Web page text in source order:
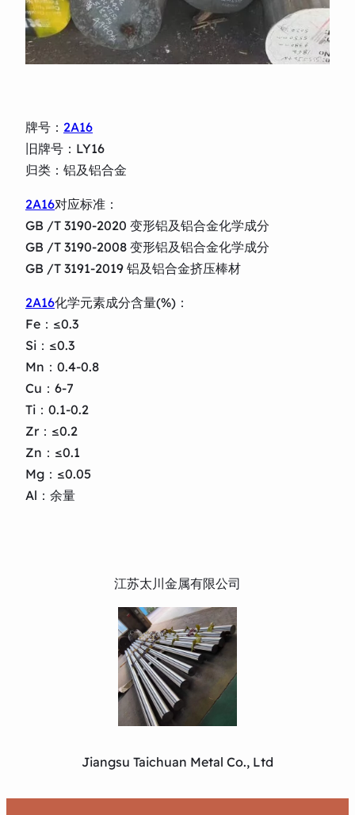
牌号： 2A16
旧牌号：LY16
归类：铝及铝合金
2A16对应标准：
GB /T 3190-2020 变形铝及铝合金化学成分
GB /T 3190-2008 变形铝及铝合金化学成分
GB /T 3191-2019 铝及铝合金挤压棒材
2A16化学元素成分含量(%)：
Fe：≤0.3
Si：≤0.3
Mn：0.4-0.8
Cu：6-7
Ti：0.1-0.2
Zr：≤0.2
Zn：≤0.1
Mg：≤0.05
Al：余量
江苏太川金属有限公司
Jiangsu Taichuan Metal Co., Ltd